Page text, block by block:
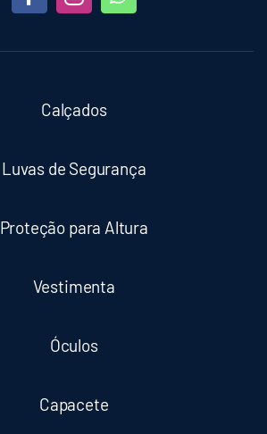
Calçados
Luvas de Segurança
Proteção para Altura
Vestimenta
Óculos
Capacete